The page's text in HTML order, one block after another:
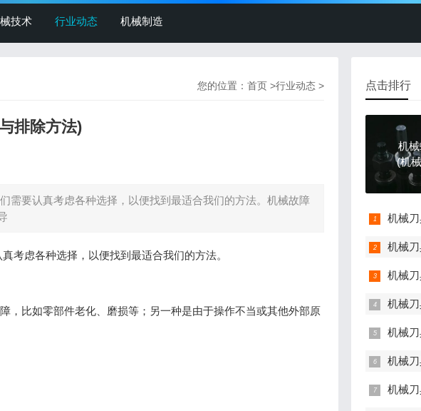
技术 行业动态 机械制造
您的位置： 首页 >行业动态 >
排除方法)
需要认真考虑各种选择，以便找到最适合我们的方法。机械故障
考虑各种选择，以便找到最适合我们的方法。
，比如零部件老化、磨损等；另一种是由于操作不当或其他外部原
点击排行
机
(机
机械刀具
机械
机械
机械刀具
机械刀具怎
机械刀
机械刀具